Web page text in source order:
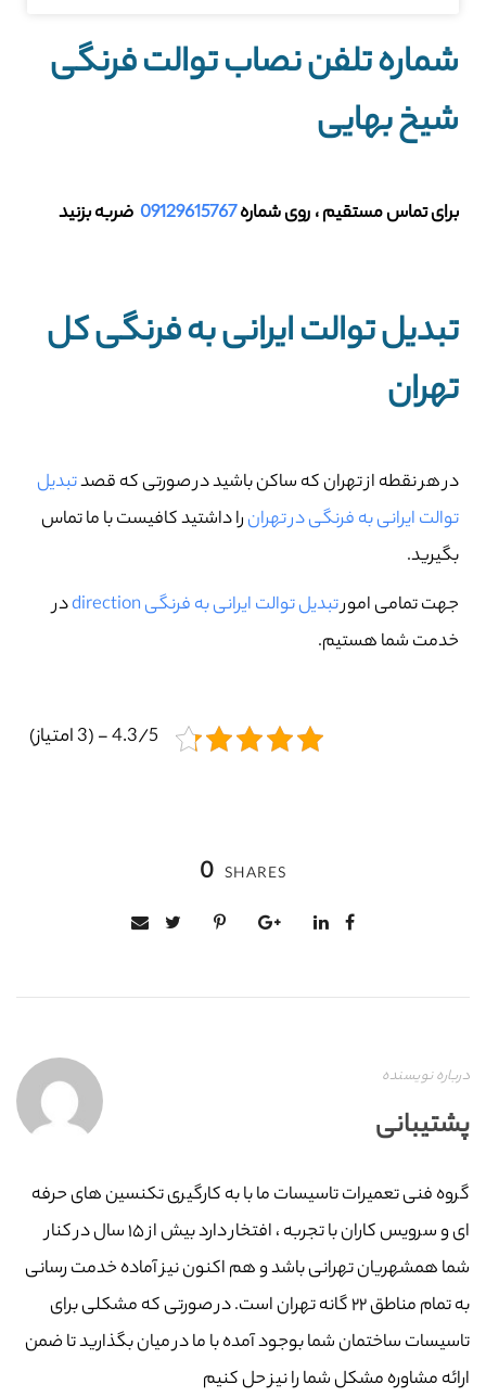
شماره تلفن نصاب توالت فرنگی
شیخ بهایی
برای تماس مستقیم ، روی شماره09129615767 ضربه بزنید
تبدیل توالت ایرانی به فرنگی کل
تهران
در هر نقطه از تهران که ساکن باشید در صورتی که قصدتبدیل
توالت ایرانی به فرنگی در تهرانرا داشتید کافیست با ما تماس
بگیرید.
جهت تمامی امورتبدیل توالت ایرانی به فرنگی direction
در
خدمت شما هستیم.
4.3/5 - (3 امتیاز)
0 SHARES
درباره نویسنده
پشتیبانی
گروه فنی تعمیرات تاسیسات ما با به‌ کارگیری تکنسین های حرفه
ای و سرویس کاران با تجربه ، افتخار دارد بیش از ۱۵ سال در کنار
شما همشهریان تهرانی باشد و هم اکنون نیز آماده خدمت رسانی
به تمام مناطق ۲۲ گانه تهران است. در صورتی که مشکلی برای
تاسیسات ساختمان شما بوجود آمده با ما در میان بگذارید تا ضمن
ارائه مشاوره مشکل شما را نیز حل کنیم